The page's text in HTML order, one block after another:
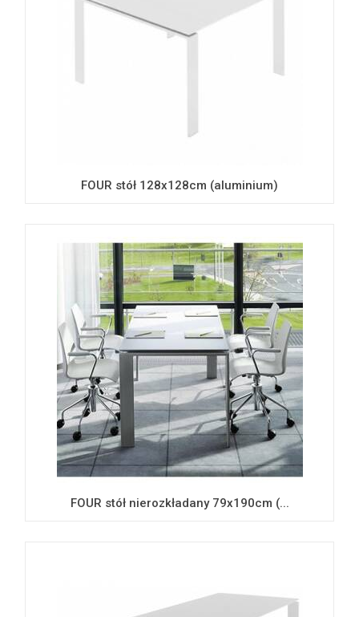
FOUR stół 128x128cm (aluminium)
FOUR stół nierozkładany 79x190cm (...